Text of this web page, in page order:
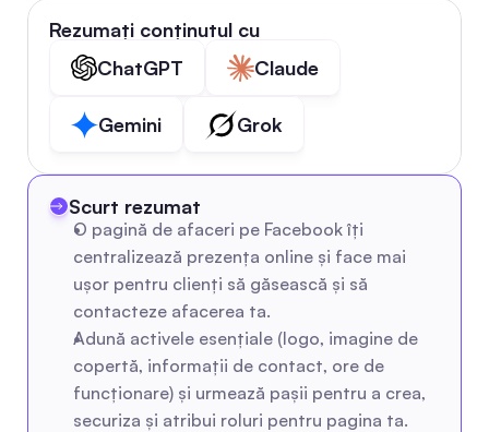
Rezumați conținutul cu
ChatGPT
Claude
Gemini Grok
Scurt rezumat
O pagină de afaceri pe Facebook îți
centralizează prezența online și face mai
ușor pentru clienți să găsească și să
contacteze afacerea ta.
Adună activele esențiale (logo, imagine de
copertă, informații de contact, ore de
funcționare) și urmează pașii pentru a crea,
securiza și atribui roluri pentru pagina ta.